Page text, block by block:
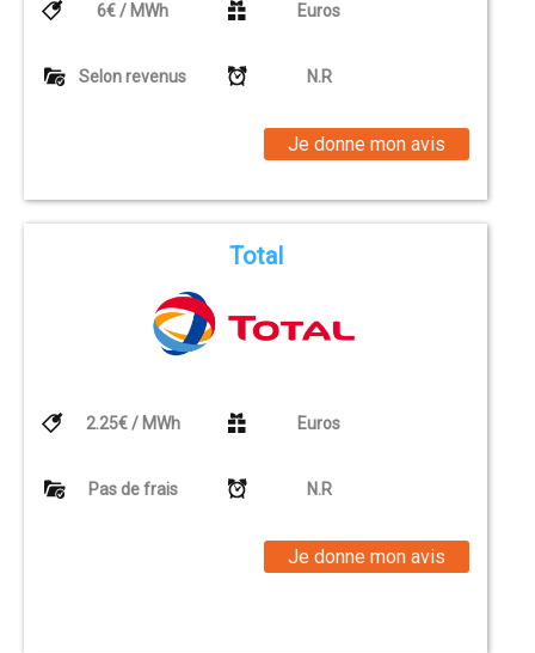
6€ / MWh Euros
Selon revenus N.R
Je donne mon avis
Total
2.25€ / MWh Euros
Pas de frais N.R
Je donne mon avis